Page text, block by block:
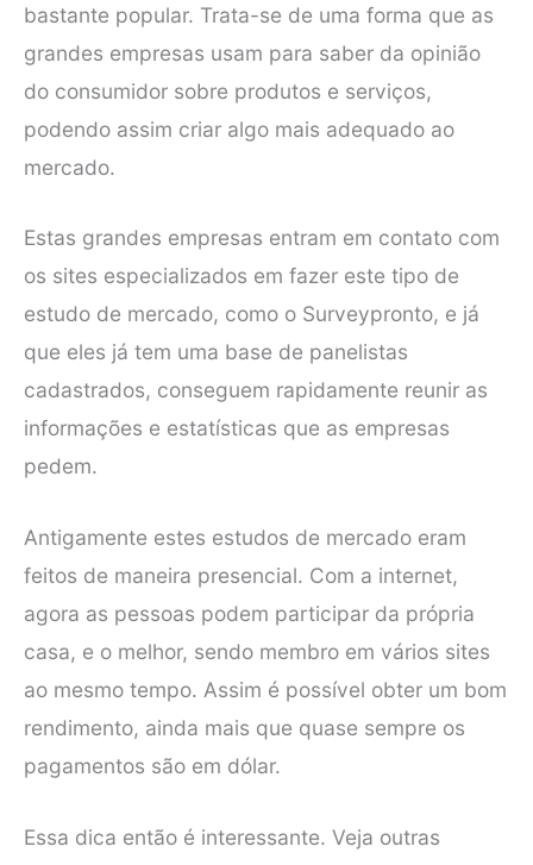
bastante popular. Trata-se de uma forma que as
grandes empresas usam para saber da opinião
do consumidor sobre produtos e serviços,
podendo assim criar algo mais adequado ao
mercado.
Estas grandes empresas entram em contato com
os sites especializados em fazer este tipo de
estudo de mercado, como o Surveypronto, e já
que eles já tem uma base de panelistas
cadastrados, conseguem rapidamente reunir as
informações e estatísticas que as empresas
pedem.
Antigamente estes estudos de mercado eram
feitos de maneira presencial. Com a internet,
agora as pessoas podem participar da própria
casa, e o melhor, sendo membro em vários sites
ao mesmo tempo. Assim é possível obter um bom
rendimento, ainda mais que quase sempre os
pagamentos são em dólar.
Essa dica então é interessante. Veja outras